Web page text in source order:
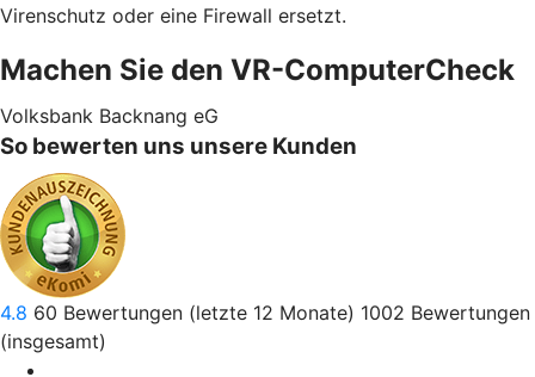
Virenschutz oder eine Firewall ersetzt.
Machen Sie den VR-ComputerCheck
Volksbank Backnang eG
So bewerten uns unsere Kunden
4.8 60 Bewertungen (letzte 12 Monate) 1002 Bewertungen
(insgesamt)